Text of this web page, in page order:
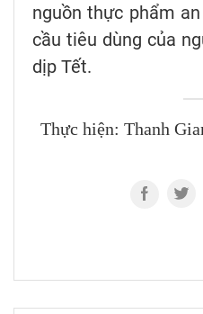
nguồn thực phẩm
cầu tiêu dùng của
dịp Tết.
Thực hiện: Thanh